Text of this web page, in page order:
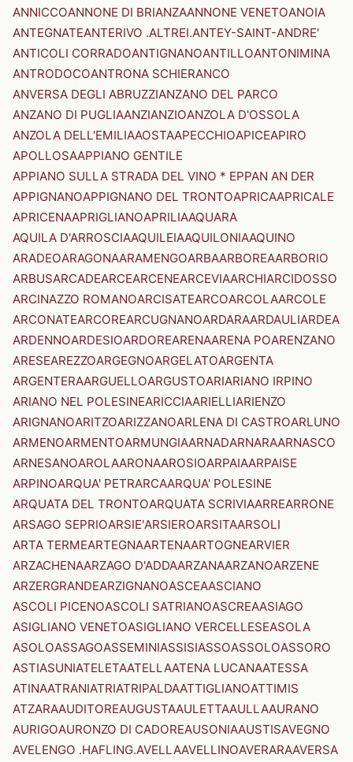
ANNICCOANNONE DI BRIANZAANNONE VENETOANOIA
ANTEGNATEANTERIVO .ALTREI.ANTEY-SAINT-ANDRE'
ANTICOLI CORRADOANTIGNANOANTILLOANTONIMINA
ANTRODOCOANTRONA SCHIERANCO
ANVERSA DEGLI ABRUZZIANZANO DEL PARCO
ANZANO DI PUGLIAANZIANZIOANZOLA D'OSSOLA
ANZOLA DELL'EMILIAAOSTAAPECCHIOAPICEAPIRO
APOLLOSAAPPIANO GENTILE
APPIANO SULLA STRADA DEL VINO * EPPAN AN DER
APPIGNANOAPPIGNANO DEL TRONTOAPRICAAPRICALE
APRICENAAPRIGLIANOAPRILIAAQUARA
AQUILA D'ARROSCIAAQUILEIAAQUILONIAAQUINO
ARADEOARAGONAARAMENGOARBAARBOREAARBORIO
ARBUSARCADEARCEARCENEARCEVIAARCHIARCIDOSSO
ARCINAZZO ROMANOARCISATEARCOARCOLAARCOLE
ARCONATEARCOREARCUGNANOARDARAARDAULIARDEA
ARDENNOARDESIOARDOREARENAARENA POARENZANO
ARESEAREZZOARGEGNOARGELATOARGENTA
ARGENTERAARGUELLOARGUSTOARIARIANO IRPINO
ARIANO NEL POLESINEARICCIAARIELLIARIENZO
ARIGNANOARITZOARIZZANOARLENA DI CASTROARLUNO
ARMENOARMENTOARMUNGIAARNADARNARAARNASCO
ARNESANOAROLAARONAAROSIOARPAIAARPAISE
ARPINOARQUA' PETRARCAARQUA' POLESINE
ARQUATA DEL TRONTOARQUATA SCRIVIAARREARRONE
ARSAGO SEPRIOARSIE'ARSIEROARSITAARSOLI
ARTA TERMEARTEGNAARTENAARTOGNEARVIER
ARZACHENAARZAGO D'ADDAARZANAARZANOARZENE
ARZERGRANDEARZIGNANOASCEAASCIANO
ASCOLI PICENOASCOLI SATRIANOASCREAASIAGO
ASIGLIANO VENETOASIGLIANO VERCELLESEASOLA
ASOLOASSAGOASSEMINIASSISIASSOASSOLOASSORO
ASTIASUNIATELETAATELLAATENA LUCANAATESSA
ATINAATRANIATRIATRIPALDAATTIGLIANOATTIMIS
ATZARAAUDITOREAUGUSTAAULETTAAULLAAURANO
AURIGOAURONZO DI CADOREAUSONIAAUSTISAVEGNO
AVELENGO .HAFLING.AVELLAAVELLINOAVERARAAVERSA